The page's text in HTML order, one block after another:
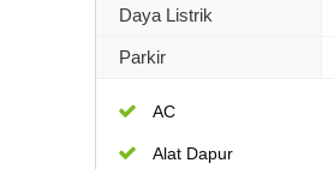
Daya Listrik
Parkir
AC
Alat Dapur